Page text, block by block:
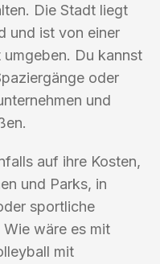
Die Stadt liegt
und ist von einer
Du kannst
oder
und
auf ihre Kosten,
und Parks, in
sportliche
wäre es mit
mit